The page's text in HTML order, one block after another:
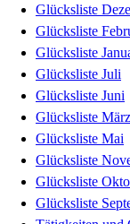
Glücksliste
Glücksliste
Glücksliste
Glücksliste Juli
Glücksliste Juni
Glücksliste März
Glücksliste Mai
Glücksliste
Glücksliste
Glücksliste